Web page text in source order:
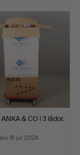
& CO i 3 lådor.
16 jul 2024